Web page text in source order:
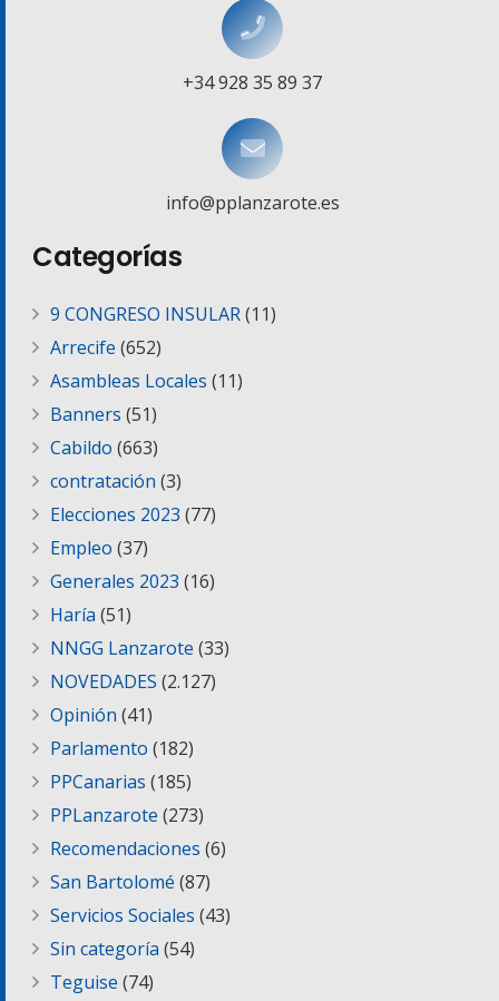
+34 928 35 89 37
info@pplanzarote.es
Categorías
9 CONGRESO INSULAR(11)
Arrecife (652)
Asambleas Locales (11)
Banners (51)
Cabildo (663)
contratación (3)
Elecciones 2023 (77)
Empleo (37)
Generales 2023 (16)
Haría (51)
NNGG Lanzarote (33)
NOVEDADES (2.127)
Opinión (41)
Parlamento (182)
PPCanarias (185)
PPLanzarote (273)
Recomendaciones (6)
San Bartolomé (87)
Servicios Sociales (43)
Sin categoría (54)
Teguise (74)